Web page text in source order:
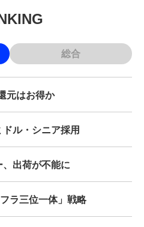
総合
元はお得か
ル・シニア採用
出荷が不能に
ラ三位一体」戦略